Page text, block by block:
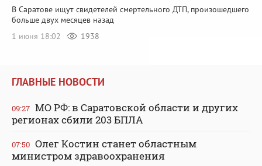
В Саратове ищут свидетелей смертельного ДТП, произошедшего
больше двух месяцев назад
1 июня 18:02
1938
ГЛАВНЫЕ НОВОСТИ
09:27 МО РФ: в Саратовской области и других
регионах сбили 203 БПЛА
07:50 Олег Костин станет областным
министром здравоохранения